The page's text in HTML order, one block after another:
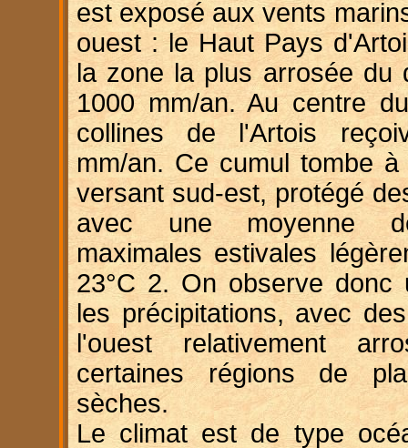
est exposé aux vents
ouest : le Haut Pays
la zone la plus arrosée du
1000 mm/an. Au centre
collines de l'Artois
mm/an. Ce cumul tombe
versant sud-est, protégé
avec une moyenne
maximales estivales
23°C 2. On observe donc
les précipitations, avec
l'ouest relativement
certaines régions de
sèches.
Le climat est de type